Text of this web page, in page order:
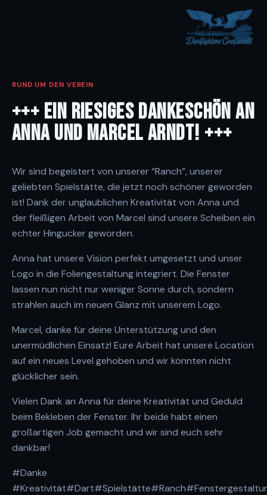
RUND UM DEN VEREIN
+++ EIN RIESIGES DANKESCHÖN AN
ANNA UND MARCEL ARNDT! +++
Wir sind begeistert von unserer “Ranch”, unserer
geliebten Spielstätte, die jetzt noch schöner geworden
ist! Dank der unglaublichen Kreativität von Anna und
der fleißigen Arbeit von Marcel sind unsere Scheiben ein
echter Hingucker geworden.
Anna hat unsere Vision perfekt umgesetzt und unser
Logo in die Foliengestaltung integriert. Die Fenster
lassen nun nicht nur weniger Sonne durch, sondern
strahlen auch im neuen Glanz mit unserem Logo.
Marcel, danke für deine Unterstützung und den
unermüdlichen Einsatz! Eure Arbeit hat unsere Location
auf ein neues Level gehoben und wir könnten nicht
glücklicher sein.
Vielen Dank an Anna für deine Kreativität und Geduld
beim Bekleben der Fenster. Ihr beide habt einen
großartigen Job gemacht und wir sind euch sehr
dankbar!
#Danke
#Kreativität#Dart#Spielstätte#Ranch